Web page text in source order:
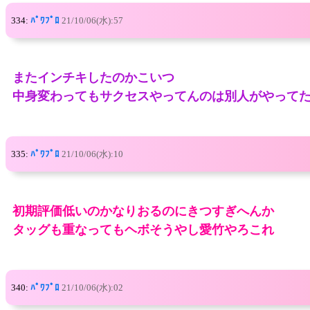
334: ﾊﾟﾜﾌﾟﾛ 21/10/06(水):57
またインチキしたのかこいつ
中身変わってもサクセスやってんのは別人がやって
335: ﾊﾟﾜﾌﾟﾛ 21/10/06(水):10
初期評価低いのかなりおるのにきつすぎへんか
タッグも重なってもヘボそうやし愛竹やろこれ
340: ﾊﾟﾜﾌﾟﾛ 21/10/06(水):02